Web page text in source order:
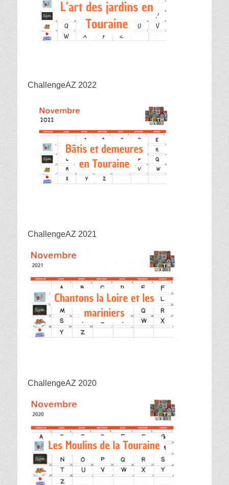
ChallengeAZ 2022
ChallengeAZ 2021
ChallengeAZ 2020